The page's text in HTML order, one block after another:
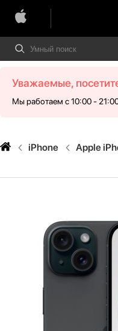
Уважаемые,
Мы работаем с 10:00 -
iPhone Apple